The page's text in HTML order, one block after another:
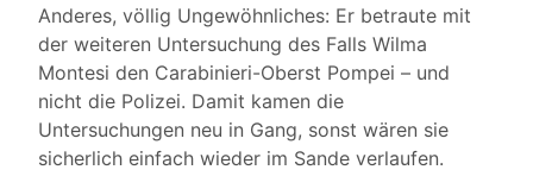
Anderes, völlig Ungewöhnliches: Er betraute mit
der weiteren Untersuchung des Falls Wilma
Montesi den Carabinieri-Oberst Pompei – und
nicht die Polizei. Damit kamen die
Untersuchungen neu in Gang, sonst wären sie
sicherlich einfach wieder im Sande verlaufen.